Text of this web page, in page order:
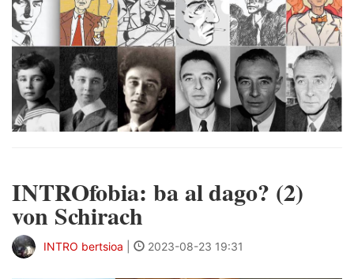
INTROfobia: ba al dago? (2)
von Schirach
INTRO bertsioa 2023-08-23 19:31